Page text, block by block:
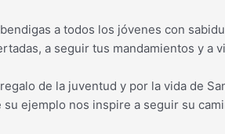
a todos los jóvenes con
a seguir tus mandamientos y a
de la juventud y por la vida de
su ejemplo nos inspire a seguir su